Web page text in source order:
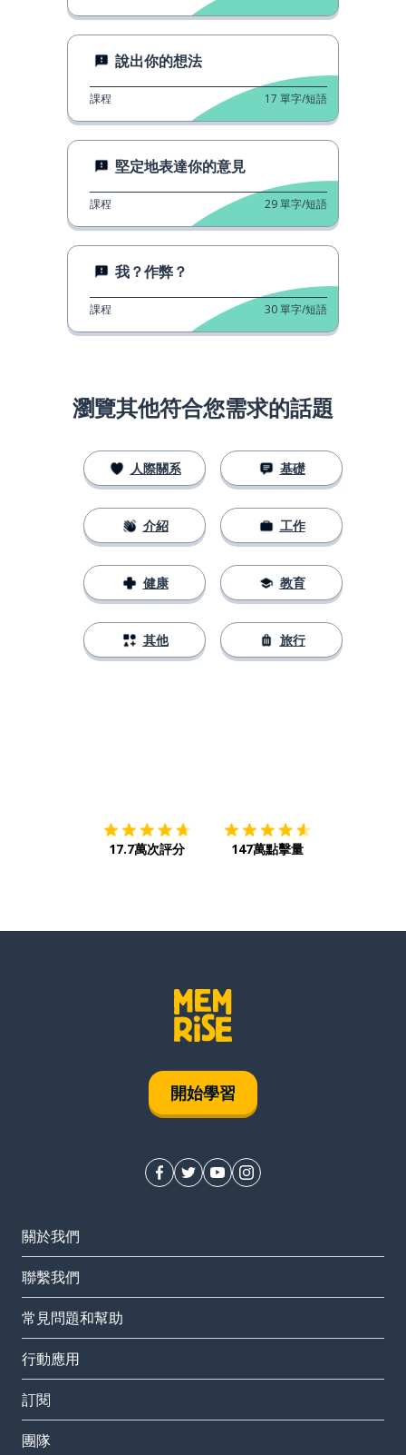
說出你的想法
課程 17 單字/短語
堅定地表達你的意見
課程 29單字/短語
我？作弊？
課程 30單字/短語
瀏覽其他符合您需求的話題
人際關系
介紹
健康
其他
基礎
工作
教育
旅行
17.7萬次評分 147萬點擊量
開始學習
關於我們
聯繫我們
常見問題和幫助
行動應用
訂閱
團隊